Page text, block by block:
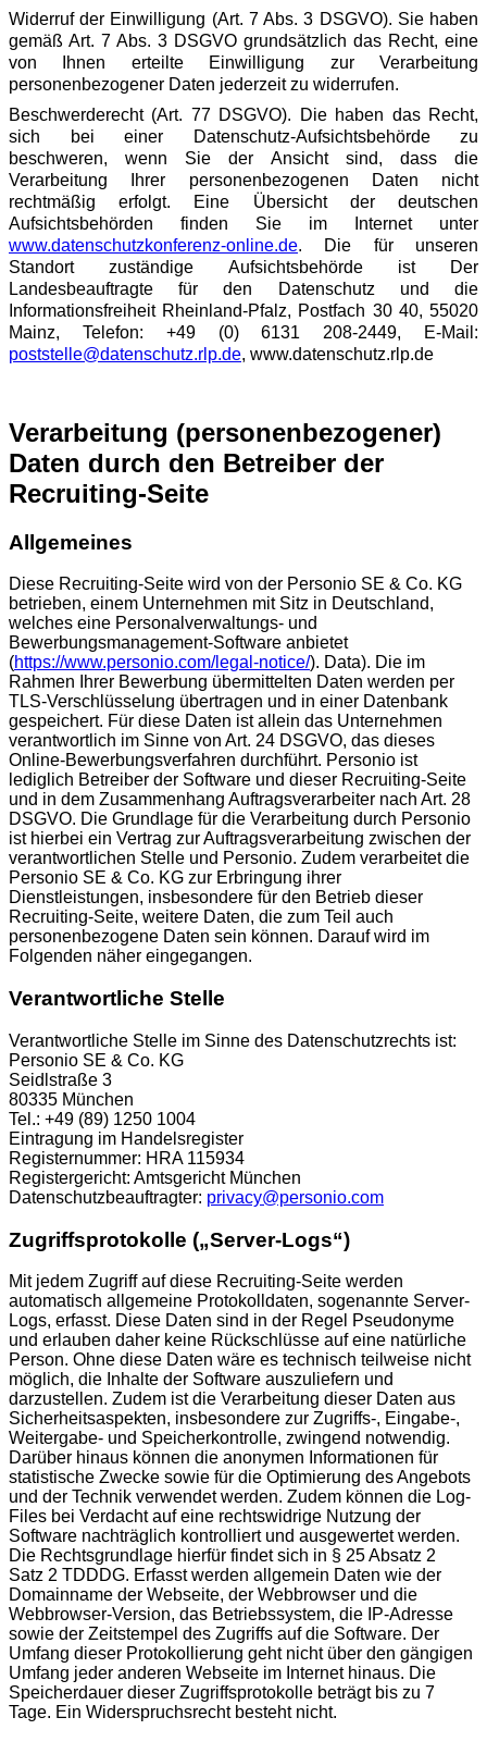
Widerruf der Einwilligung (Art. 7 Abs. 3 DSGVO). Sie haben
gemäß Art. 7 Abs. 3 DSGVO grundsätzlich das Recht, eine
von Ihnen erteilte Einwilligung zur Verarbeitung
personenbezogener Daten jederzeit zu widerrufen.
Beschwerderecht (Art. 77 DSGVO). Die haben das Recht,
sich bei einer Datenschutz-Aufsichtsbehörde zu
beschweren, wenn Sie der Ansicht sind, dass die
Verarbeitung Ihrer personenbezogenen Daten nicht
rechtmäßig erfolgt. Eine Übersicht der deutschen
Aufsichtsbehörden finden Sie im Internet unter
www.datenschutzkonferenz-online.de. Die für unseren
Standort zuständige Aufsichtsbehörde ist Der
Landesbeauftragte für den Datenschutz und die
Informationsfreiheit Rheinland-Pfalz, Postfach 30 40, 55020
Mainz, Telefon: +49 (0) 6131 208-2449, E-Mail:
poststelle@datenschutz.rlp.de, www.datenschutz.rlp.de
Verarbeitung (personenbezogener)
Daten durch den Betreiber der
Recruiting-Seite
Allgemeines
Diese Recruiting-Seite wird von der Personio SE & Co. KG
betrieben, einem Unternehmen mit Sitz in Deutschland,
welches eine Personalverwaltungs- und
Bewerbungsmanagement-Software anbietet
(https://www.personio.com/legal-notice/). Data). Die im
Rahmen Ihrer Bewerbung übermittelten Daten werden per
TLS-Verschlüsselung übertragen und in einer Datenbank
gespeichert. Für diese Daten ist allein das Unternehmen
verantwortlich im Sinne von Art. 24 DSGVO, das dieses
Online-Bewerbungsverfahren durchführt. Personio ist
lediglich Betreiber der Software und dieser Recruiting-Seite
und in dem Zusammenhang Auftragsverarbeiter nach Art. 28
DSGVO. Die Grundlage für die Verarbeitung durch Personio
ist hierbei ein Vertrag zur Auftragsverarbeitung zwischen der
verantwortlichen Stelle und Personio. Zudem verarbeitet die
Personio SE & Co. KG zur Erbringung ihrer
Dienstleistungen, insbesondere für den Betrieb dieser
Recruiting-Seite, weitere Daten, die zum Teil auch
personenbezogene Daten sein können. Darauf wird im
Folgenden näher eingegangen.
Verantwortliche Stelle
Verantwortliche Stelle im Sinne des Datenschutzrechts ist:
Personio SE & Co. KG
Seidlstraße 3
80335 München
Tel.: +49 (89) 1250 1004
Eintragung im Handelsregister
Registernummer: HRA 115934
Registergericht: Amtsgericht München
Datenschutzbeauftragter: privacy@personio.com
Zugriffsprotokolle („Server-Logs“)
Mit jedem Zugriff auf diese Recruiting-Seite werden
automatisch allgemeine Protokolldaten, sogenannte Server-
Logs, erfasst. Diese Daten sind in der Regel Pseudonyme
und erlauben daher keine Rückschlüsse auf eine natürliche
Person. Ohne diese Daten wäre es technisch teilweise nicht
möglich, die Inhalte der Software auszuliefern und
darzustellen. Zudem ist die Verarbeitung dieser Daten aus
Sicherheitsaspekten, insbesondere zur Zugriffs-, Eingabe-,
Weitergabe- und Speicherkontrolle, zwingend notwendig.
Darüber hinaus können die anonymen Informationen für
statistische Zwecke sowie für die Optimierung des Angebots
und der Technik verwendet werden. Zudem können die Log-
Files bei Verdacht auf eine rechtswidrige Nutzung der
Software nachträglich kontrolliert und ausgewertet werden.
Die Rechtsgrundlage hierfür findet sich in § 25 Absatz 2
Satz 2 TDDDG. Erfasst werden allgemein Daten wie der
Domainname der Webseite, der Webbrowser und die
Webbrowser-Version, das Betriebssystem, die IP-Adresse
sowie der Zeitstempel des Zugriffs auf die Software. Der
Umfang dieser Protokollierung geht nicht über den gängigen
Umfang jeder anderen Webseite im Internet hinaus. Die
Speicherdauer dieser Zugriffsprotokolle beträgt bis zu 7
Tage. Ein Widerspruchsrecht besteht nicht.